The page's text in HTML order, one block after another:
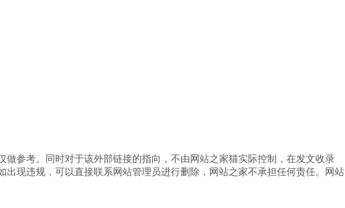
参考。同时对于该外部链接的指向，不由网站之家猫实际控制，在发文收录
现违规，可以直接联系网站管理员进行删除，网站之家不承担任何责任。 网站